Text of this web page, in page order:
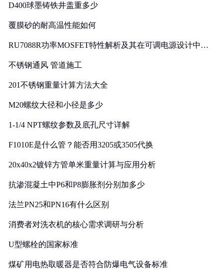
D400球墨铸铁井盖重多少
覆膜砂的耐高温性能如何
RU7088R功率MOSFET特性解析及其在可调电源设计中的
不锈钢通风 管道施工
201不锈钢重量计算方法大全
M20螺纹大径和小径是多少
1-1/4 NPT螺纹参数及底孔尺寸详解
F1010E是什么管？能否用3205或3505代换
20x40x2镀锌方管单米重量计算与应用分析
抗渗混凝土中P6和P8膨胀剂分别加多少
法兰PN25和PN16有什么区别
消费者对洗衣机的核心需求调研与分析
U型螺栓的国家标准
煤矿用电热取暖器是否符合防爆电气设备标准